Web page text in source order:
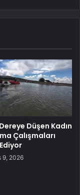
Düşen Kadın
Çalışmaları
9, 2026